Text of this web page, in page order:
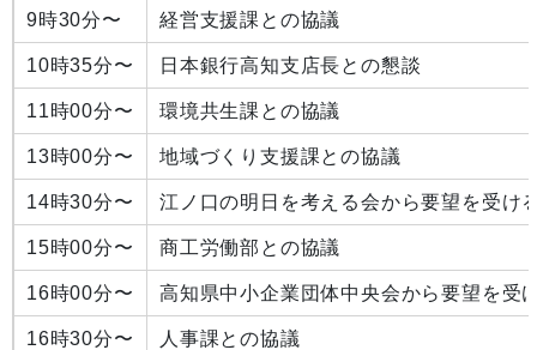
9時30分〜 経営支援課との協議
10時35分〜 日本銀行高知支店長との懇談
11時00分〜 環境共生課との協議
13時00分〜 地域づくり支援課との協議
14時30分〜 江ノ口の明日を考える会から要望を受け
15時00分〜 商工労働部との協議
16時00分〜 高知県中小企業団体中央会から要望を受
16時30分〜 人事課との協議